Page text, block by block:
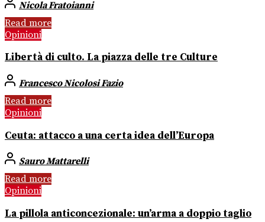
Nicola Fratoianni
Read more
Opinioni
Libertà di culto. La piazza delle tre Culture
Francesco Nicolosi Fazio
Read more
Opinioni
Ceuta: attacco a una certa idea dell’Europa
Sauro Mattarelli
Read more
Opinioni
La pillola anticoncezionale: un’arma a doppio taglio